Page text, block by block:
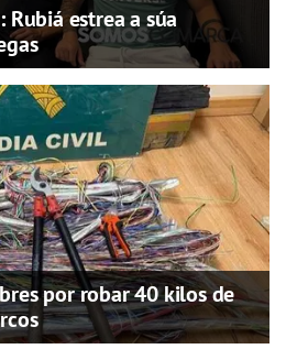
estrea a súa
por robar 40 kilos de